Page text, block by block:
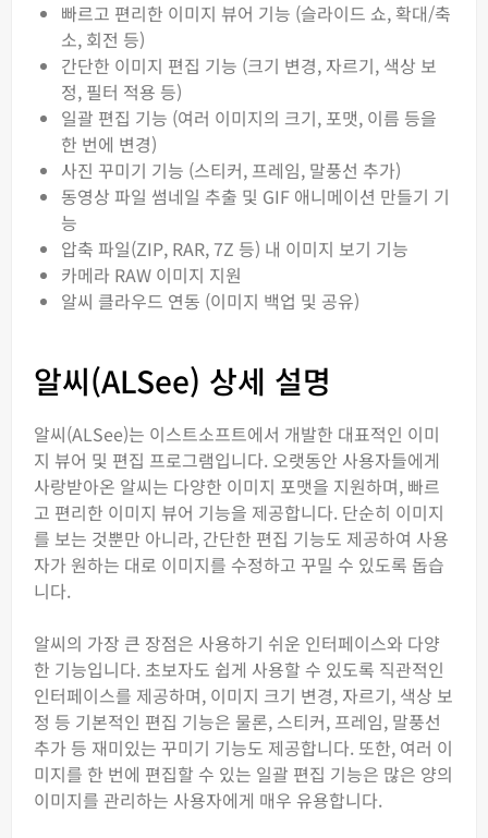
빠르고 편리한 이미지 뷰어 기능 (슬라이드 쇼, 확대/축
소, 회전 등)
간단한 이미지 편집 기능 (크기 변경, 자르기, 색상 보
정, 필터 적용 등)
일괄 편집 기능 (여러 이미지의 크기, 포맷, 이름 등을
한 번에 변경)
사진 꾸미기 기능 (스티커, 프레임, 말풍선 추가)
동영상 파일 썸네일 추출 및 GIF 애니메이션 만들기 기
능
압축 파일(ZIP, RAR, 7Z 등) 내 이미지 보기 기능
카메라 RAW 이미지 지원
알씨 클라우드 연동 (이미지 백업 및 공유)
알씨(ALSee) 상세 설명
알씨(ALSee)는 이스트소프트에서 개발한 대표적인 이미
지 뷰어 및 편집 프로그램입니다. 오랫동안 사용자들에게
사랑받아온 알씨는 다양한 이미지 포맷을 지원하며, 빠르
고 편리한 이미지 뷰어 기능을 제공합니다. 단순히 이미지
를 보는 것뿐만 아니라, 간단한 편집 기능도 제공하여 사용
자가 원하는 대로 이미지를 수정하고 꾸밀 수 있도록 돕습
니다.
알씨의 가장 큰 장점은 사용하기 쉬운 인터페이스와 다양
한 기능입니다. 초보자도 쉽게 사용할 수 있도록 직관적인
인터페이스를 제공하며, 이미지 크기 변경, 자르기, 색상 보
정 등 기본적인 편집 기능은 물론, 스티커, 프레임, 말풍선
추가 등 재미있는 꾸미기 기능도 제공합니다. 또한, 여러 이
미지를 한 번에 편집할 수 있는 일괄 편집 기능은 많은 양의
이미지를 관리하는 사용자에게 매우 유용합니다.